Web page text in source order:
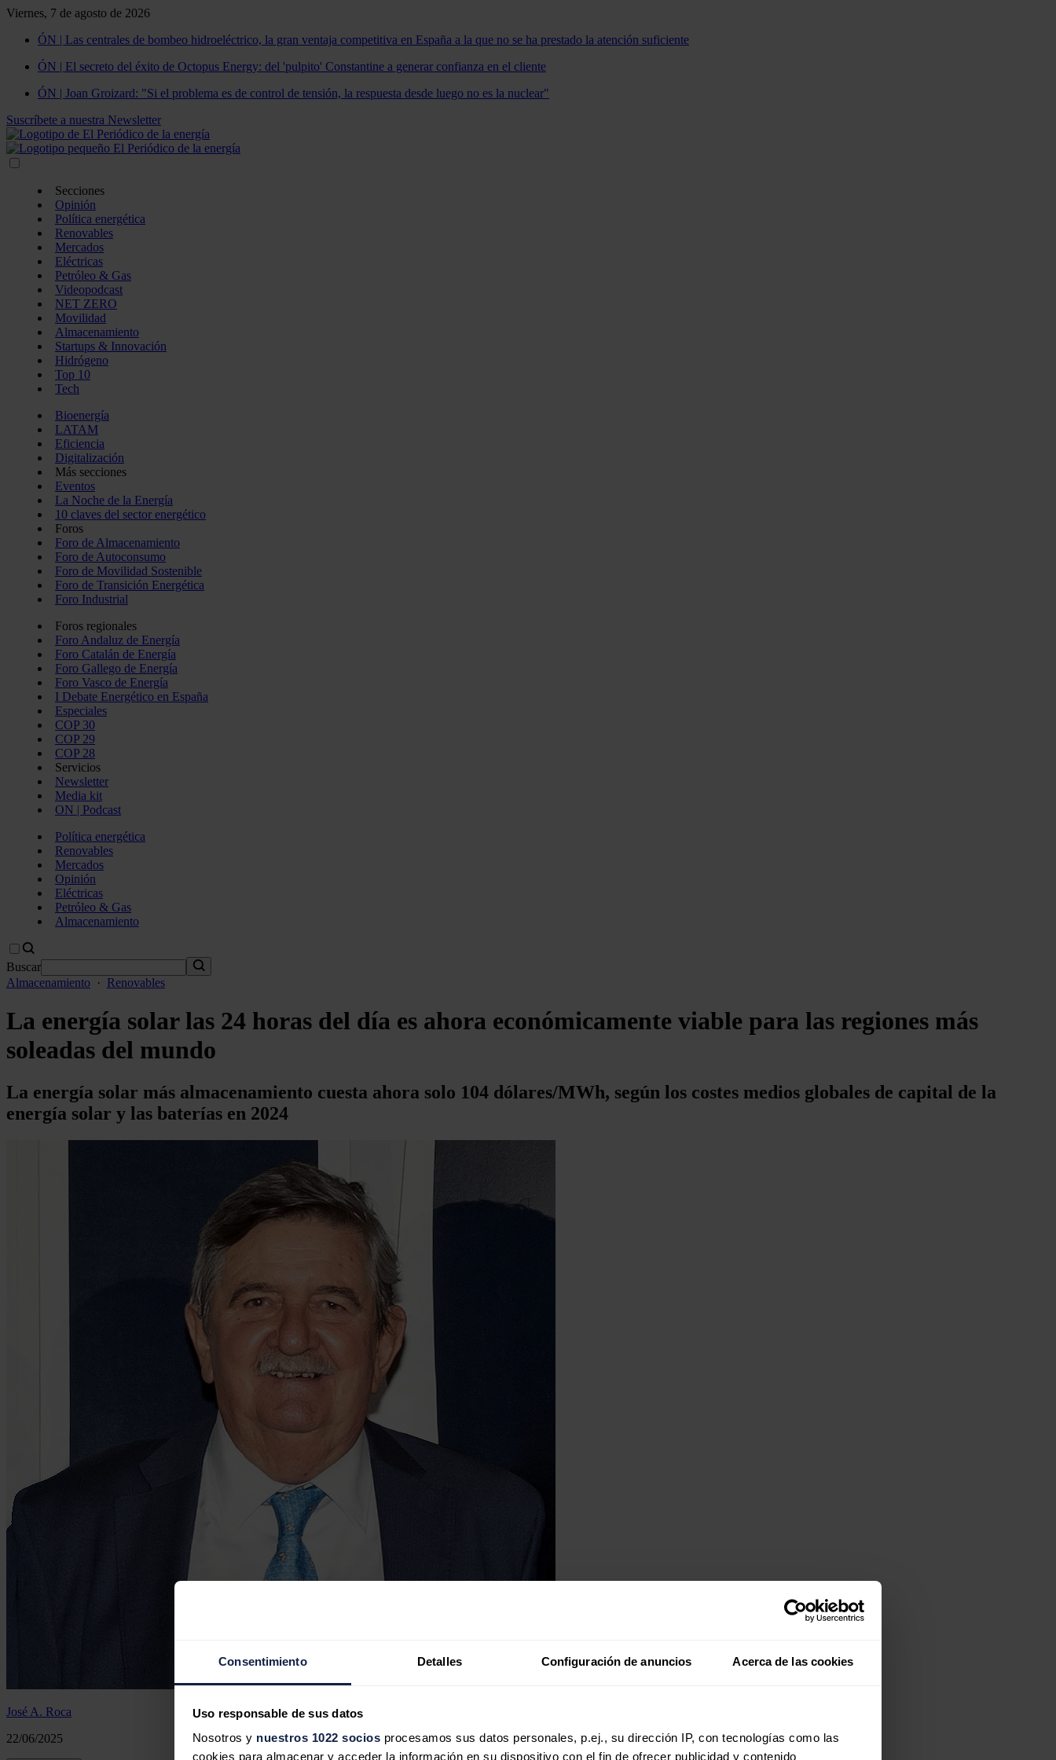
Consentimiento Detalles Configuración de anuncios Acerca de las cookies
Uso responsable de sus datos
Nosotros y nuestros 1022 socios procesamos sus datos personales, p.ej., su dirección IP, con tecnologías como las
cookies para almacenar y acceder la información en su dispositivo con el fin de ofrecer publicidad y contenido
Viernes, 7 de agosto de 2026
ÓN | Las centrales de bombeo hidroeléctrico, la gran ventaja competitiva en España a la que no se ha prestado la atención suficiente
ÓN | El secreto del éxito de Octopus Energy: del 'pulpito' Constantine a generar confianza en el cliente
ÓN | Joan Groizard: "Si el problema es de control de tensión, la respuesta desde luego no es la nuclear"
Suscríbete a nuestra Newsletter
Secciones
Opinión
Política energética
Renovables
Mercados
Eléctricas
Petróleo & Gas
Videopodcast
NET ZERO
Movilidad
Almacenamiento
Startups & Innovación
Hidrógeno
Top 10
Tech
Bioenergía
LATAM
Eficiencia
Digitalización
Más secciones
Eventos
La Noche de la Energía
10 claves del sector energético
Foros
Foro de Almacenamiento
Foro de Autoconsumo
Foro de Movilidad Sostenible
Foro de Transición Energética
Foro Industrial
Foros regionales
Foro Andaluz de Energía
Foro Catalán de Energía
Foro Gallego de Energía
Foro Vasco de Energía
I Debate Energético en España
Especiales
COP 30
COP 29
COP 28
Servicios
Newsletter
Media kit
ON | Podcast
Política energética
Renovables
Mercados
Opinión
Eléctricas
Petróleo & Gas
Almacenamiento
Buscar
Almacenamiento
· Renovables
La energía solar las 24 horas del día es ahora económicamente viable para las regiones más
soleadas del mundo
La energía solar más almacenamiento cuesta ahora solo 104 dólares/MWh, según los costes medios globales de capital de la
energía solar y las baterías en 2024
José A. Roca
22/06/2025